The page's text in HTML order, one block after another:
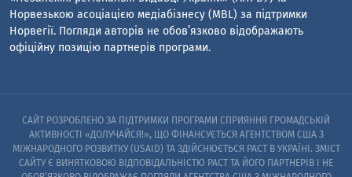
Норвезькою асоціацією медіабізнесу (MBL) за підтримки
Норвегії. Погляди авторів не обов’язково відображають
офіційну позицію партнерів програми.
САЙТ РОЗРОБЛЕНО ЗА ПІДТРИМКИ ПРОГРАМИ СПРИЯННЯ ГРОМАДСЬКІЙ
АКТИВНОСТІ «ДОЛУЧАЙСЯ!», ЩО ФІНАНСУЄТЬСЯ АГЕНТСТВОМ США З
МІЖНАРОДНОГО РОЗВИТКУ (USAID) ТА ЗДІЙСНЮЄТЬСЯ PACT В УКРАЇНІ. ЗМІСТ
САЙТУ Є ВИНЯТКОВОЮ ВІДПОВІДАЛЬНІСТЮ PACT ТА ЙОГО ПАРТНЕРІВ I НЕ